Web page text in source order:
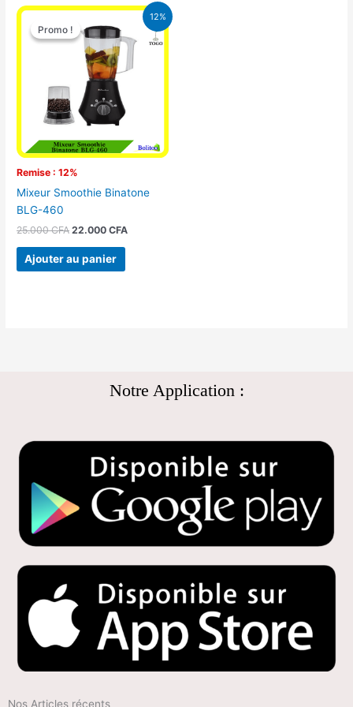
12%
Promo !
Remise : 12%
Promo !
Mixeur Smoothie Binatone
BLG-460
25.000CFA
Le
prix
initial
était :
25.000 CFA.
22.000CFA
Le
prix
actuel
est :
Ajouter au panier
Notre Application :
Nos Articles récents